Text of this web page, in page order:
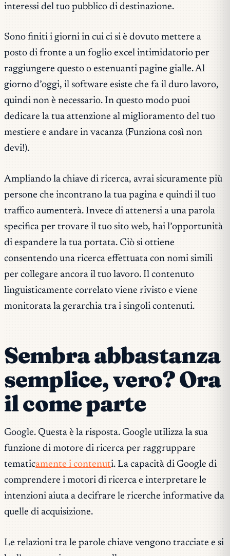
interessi del tuo pubblico di destinazione.
Sono finiti i giorni in cui ci si è dovuto mettere a
posto di fronte a un foglio excel intimidatorio per
raggiungere questo o estenuanti pagine gialle. Al
giorno d’oggi, il software esiste che fa il duro lavoro,
quindi non è necessario. In questo modo puoi
dedicare la tua attenzione al miglioramento del tuo
mestiere e andare in vacanza (Funziona così non
devi!).
Ampliando la chiave di ricerca, avrai sicuramente più
persone che incontrano la tua pagina e quindi il tuo
traffico aumenterà. Invece di attenersi a una parola
specifica per trovare il tuo sito web, hai l’opportunità
di espandere la tua portata. Ciò si ottiene
consentendo una ricerca effettuata con nomi simili
per collegare ancora il tuo lavoro. Il contenuto
linguisticamente correlato viene rivisto e viene
monitorata la gerarchia tra i singoli contenuti.
Sembra abbastanza
semplice, vero? Ora
il come parte
Google. Questa è la risposta. Google utilizza la sua
funzione di motore di ricerca per raggruppare
tematicamente i contenuti. La capacità di Google di
comprendere i motori di ricerca e interpretare le
intenzioni aiuta a decifrare le ricerche informative da
quelle di acquisizione.
Le relazioni tra le parole chiave vengono tracciate e si